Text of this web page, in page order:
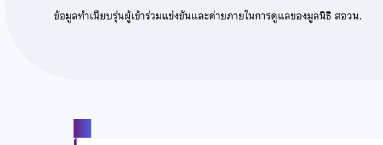
ข้อมูลทำเนียบรุ่นผู้เข้าร่วมแข่งขันและค่ายภายในการดูแลของมูลนิธิ สอวน.